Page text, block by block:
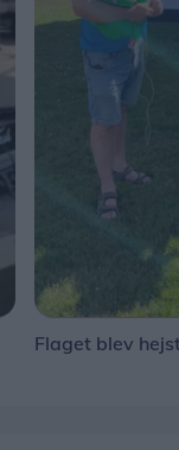
Flaget blev